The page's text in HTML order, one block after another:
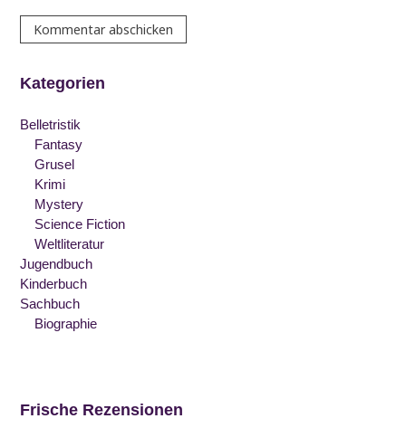
Kategorien
Belletristik
Fantasy
Grusel
Krimi
Mystery
Science Fiction
Weltliteratur
Jugendbuch
Kinderbuch
Sachbuch
Biographie
Frische Rezensionen